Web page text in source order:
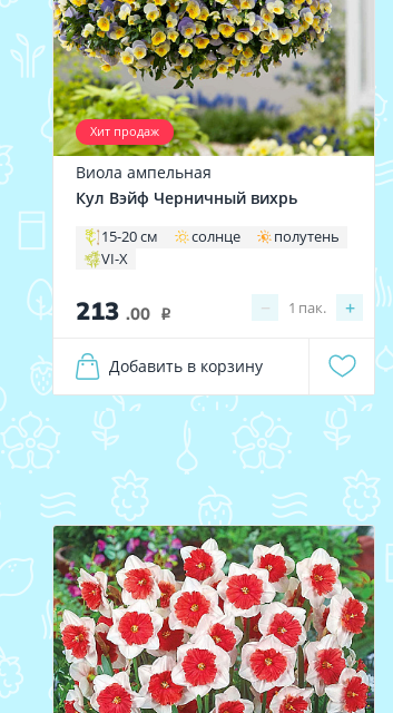
Хит продаж
Виола ампельная
Кул Вэйф Черничный вихрь
15-20 см солнце
полутень
VI-X
213 .00 i − +
1 пак.
Добавить в корзину